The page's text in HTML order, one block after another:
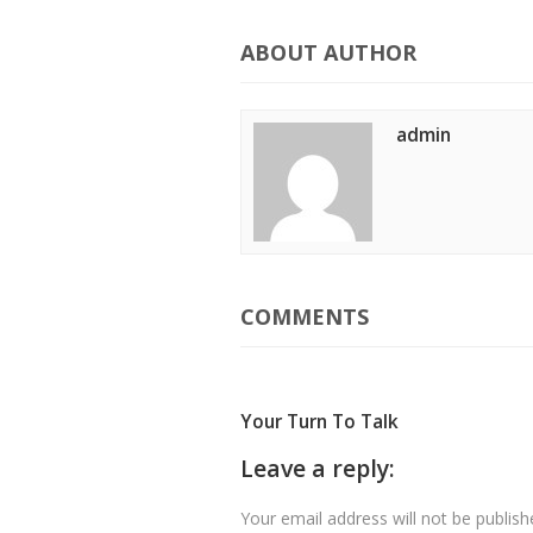
ABOUT AUTHOR
admin
COMMENTS
Your Turn To Talk
Leave a reply:
Your email address will not be